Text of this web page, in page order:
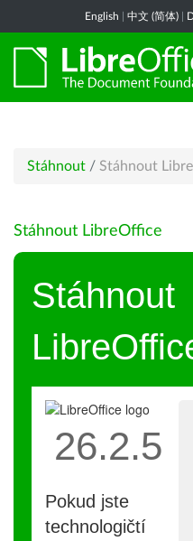
English 中文 (简体)
Stáhnout / Stáhnout
Stáhnout LibreOffice
Stáhnout
26.2.5
Pokud jste
technologičtí